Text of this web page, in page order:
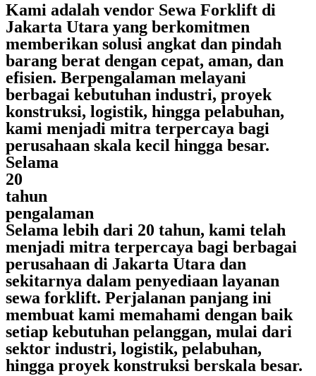
Kami adalah vendor Sewa Forklift di
Jakarta Utara yang berkomitmen
memberikan solusi angkat dan pindah
barang berat dengan cepat, aman, dan
efisien. Berpengalaman melayani
berbagai kebutuhan industri, proyek
konstruksi, logistik, hingga pelabuhan,
kami menjadi mitra terpercaya bagi
perusahaan skala kecil hingga besar.
Selama
20
tahun
pengalaman
Selama lebih dari 20 tahun, kami telah
menjadi mitra terpercaya bagi berbagai
perusahaan di Jakarta Utara dan
sekitarnya dalam penyediaan layanan
sewa forklift. Perjalanan panjang ini
membuat kami memahami dengan baik
setiap kebutuhan pelanggan, mulai dari
sektor industri, logistik, pelabuhan,
hingga proyek konstruksi berskala besar.